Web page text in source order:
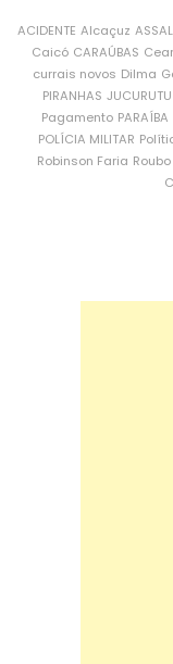
ACIDENTE Alcaçuz
Caicó CARAÚBAS
currais novos Dilma
PIRANHAS JUCURUTU
Pagamento PARAÍBA
POLÍCIA MILITAR
Robinson Faria Roubo